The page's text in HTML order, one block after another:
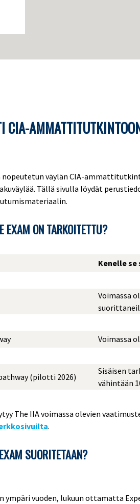
CIA-
nopeutetun väylän CIA-
Tällä sivulla löydät
EXAM ON TARKOITETTU?
Kenelle se
Voimassa
Voimassa
(pilotti 2026)
Sisäisen
vähintään
The IIA voimassa olevien
.
SUORITETAAN?
ympäri vuoden, lukuun ottamatta